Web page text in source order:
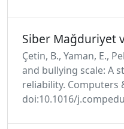
Siber Mağduriyet
Çetin, B., Yaman, E.,
and bullying scale: A
reliability. Computers
doi:10.1016/